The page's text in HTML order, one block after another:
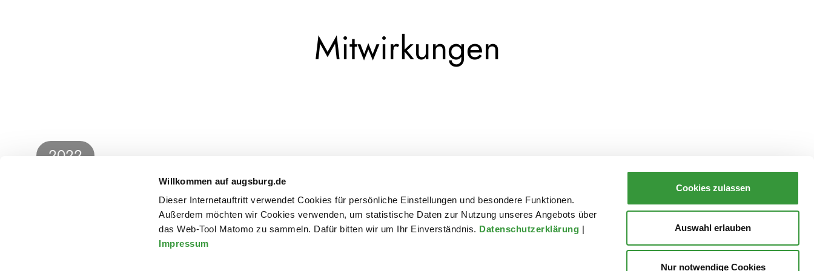
Willkommen auf augsburg.de
Dieser Internetauftritt verwendet Cookies für persönliche Einstellungen und besondere Funktionen.
Außerdem möchten wir Cookies verwenden, um statistische Daten zur Nutzung unseres Angebots über
das Web-Tool Matomo zu sammeln. Dafür bitten wir um Ihr Einverständnis. Datenschutzerklärung |
Impressum
Cookies zulassen
Auswahl erlauben
Nur notwendige Cookies
Mitwirkungen
2022
Soumyabrata Choudhury: "A Migrant Walk"